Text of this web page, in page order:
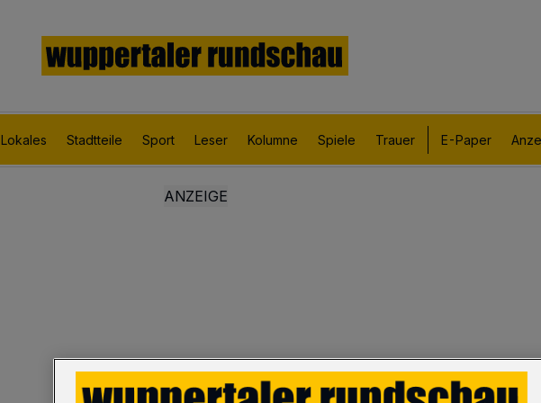
Lokales Stadtteile Sport Leser Kolumne Spiele Trauer E-Paper